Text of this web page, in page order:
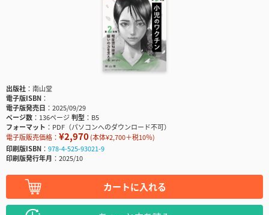
出版社
南山堂
電子版ISBN
電子版発売日
2025/09/29
ページ数
136ページ判型
B5
フォーマット
PDF（パソコンへのダウンロード不可）
電子版販売価格： ¥2,970(本体¥2,700＋税10％)
印刷版ISBN
978-4-525-93021-9
印刷版発行年月
2025/10
カートに入れる